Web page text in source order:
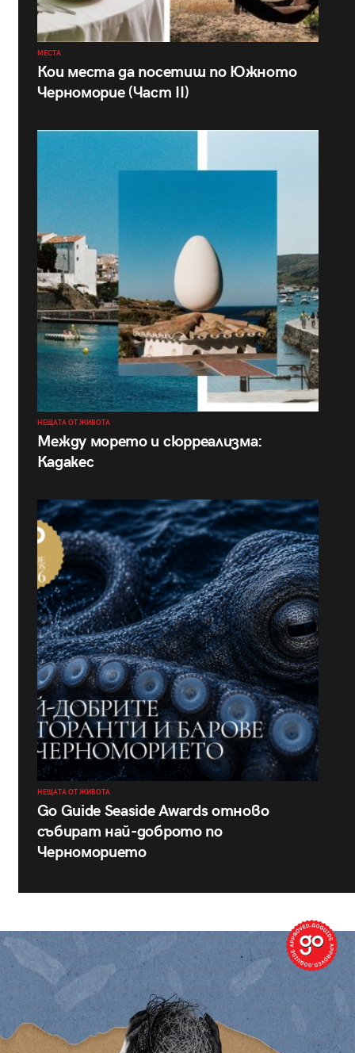
МЕСТА
Кои места да посетиш по Южното
Черноморие (Част II)
НЕЩАТА ОТ ЖИВОТА
Между морето и сюрреализма:
Кадакес
НЕЩАТА ОТ ЖИВОТА
Go Guide Seaside Awards отново
събират най-доброто по
Черноморието